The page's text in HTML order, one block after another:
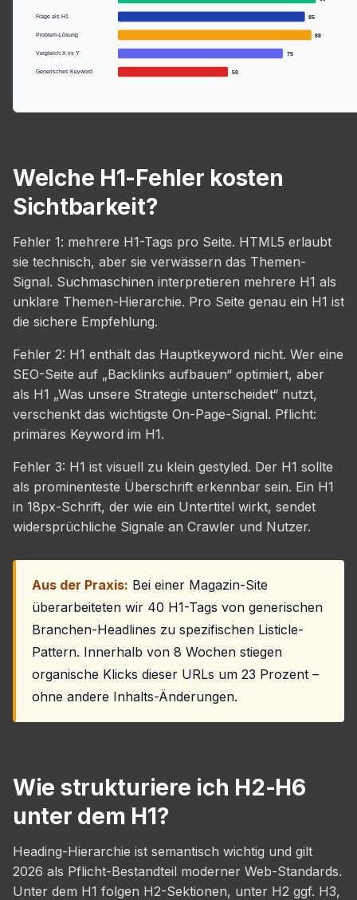
Frage als H1 85
Problem-Lösung 88
Vergleich X vs Y 75
Generisches Keyword 50
Welche H1-Fehler kosten
Sichtbarkeit?
Fehler 1: mehrere H1-Tags pro Seite. HTML5 erlaubt
sie technisch, aber sie verwässern das Themen-
Signal. Suchmaschinen interpretieren mehrere H1 als
unklare Themen-Hierarchie. Pro Seite genau ein H1 ist
die sichere Empfehlung.
Fehler 2: H1 enthält das Hauptkeyword nicht. Wer eine
SEO-Seite auf „Backlinks aufbauen“ optimiert, aber
als H1 „Was unsere Strategie unterscheidet“ nutzt,
verschenkt das wichtigste On-Page-Signal. Pflicht:
primäres Keyword im H1.
Fehler 3: H1 ist visuell zu klein gestyled. Der H1 sollte
als prominenteste Überschrift erkennbar sein. Ein H1
in 18px-Schrift, der wie ein Untertitel wirkt, sendet
widersprüchliche Signale an Crawler und Nutzer.
Aus der Praxis: Bei einer Magazin-Site
überarbeiteten wir 40 H1-Tags von generischen
Branchen-Headlines zu spezifischen Listicle-
Pattern. Innerhalb von 8 Wochen stiegen
organische Klicks dieser URLs um 23 Prozent –
ohne andere Inhalts-Änderungen.
Wie strukturiere ich H2-H6
unter dem H1?
Heading-Hierarchie ist semantisch wichtig und gilt
2026 als Pflicht-Bestandteil moderner Web-Standards.
Unter dem H1 folgen H2-Sektionen, unter H2 ggf. H3,